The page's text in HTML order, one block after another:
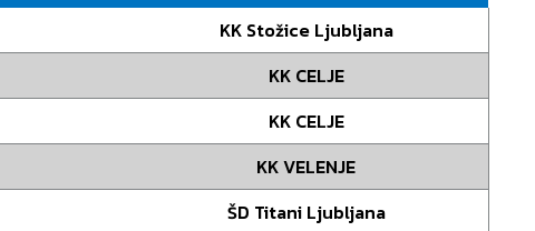
KK Stožice Ljubljana
KK CELJE
KK CELJE
KK VELENJE
ŠD Titani Ljubljana